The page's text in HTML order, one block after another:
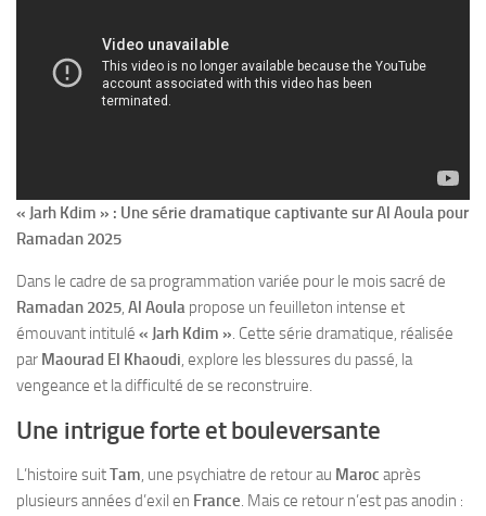
« Jarh Kdim » : Une série dramatique captivante sur Al Aoula pour
Ramadan 2025
Dans le cadre de sa programmation variée pour le mois sacré de
Ramadan 2025, Al Aoula propose un feuilleton intense et
émouvant intitulé « Jarh Kdim ». Cette série dramatique, réalisée
par Maourad El Khaoudi, explore les blessures du passé, la
vengeance et la difficulté de se reconstruire.
Une intrigue forte et bouleversante
L’histoire suitTam, une psychiatre de retour au Maroc après
plusieurs années d’exil en France. Mais ce retour n’est pas anodin :